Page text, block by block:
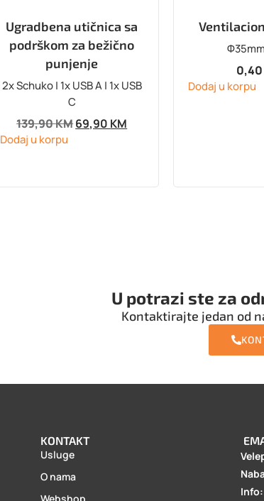
Ugradbena utičnica sa
podrškom za bežično
punjenje
2x Schuko | 1x USB A | 1x USB
C
139,90KM69,90 KM
Dodaj u korpu
0,40
Dodaj u korpu
U potrazi ste za
Kontaktirajte jedan od
KONTAKT
Usluge
O nama
Info: